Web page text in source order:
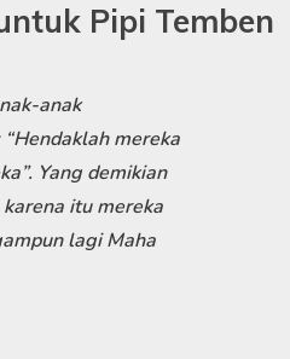
Pipi Temben
anak
mereka
Yang demikian
itu mereka
lagi Maha